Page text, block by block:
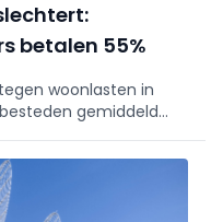
betalen 55%
woonlasten in
gemiddeld
verschillen per
20%). Oplossing:
en vlottere